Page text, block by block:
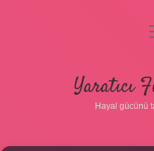
Yaratıcı
Hayal gücünü